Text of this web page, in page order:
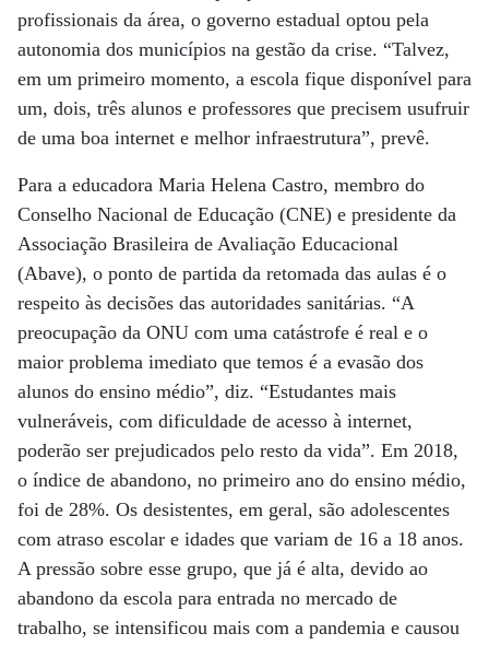
profissionais da área, o governo estadual optou pela
autonomia dos municípios na gestão da crise. “Talvez,
em um primeiro momento, a escola fique disponível para
um, dois, três alunos e professores que precisem usufruir
de uma boa internet e melhor infraestrutura”, prevê.
Para a educadora Maria Helena Castro, membro do
Conselho Nacional de Educação (CNE) e presidente da
Associação Brasileira de Avaliação Educacional
(Abave), o ponto de partida da retomada das aulas é o
respeito às decisões das autoridades sanitárias. “A
preocupação da ONU com uma catástrofe é real e o
maior problema imediato que temos é a evasão dos
alunos do ensino médio”, diz. “Estudantes mais
vulneráveis, com dificuldade de acesso à internet,
poderão ser prejudicados pelo resto da vida”. Em 2018,
o índice de abandono, no primeiro ano do ensino médio,
foi de 28%. Os desistentes, em geral, são adolescentes
com atraso escolar e idades que variam de 16 a 18 anos.
A pressão sobre esse grupo, que já é alta, devido ao
abandono da escola para entrada no mercado de
trabalho, se intensificou mais com a pandemia e causou